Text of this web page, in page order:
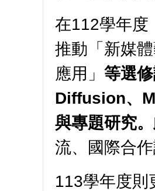
在112學年度
推動「新媒
應用」 等選
Diffusion、
與專題研究
流、國際合
113學年度則